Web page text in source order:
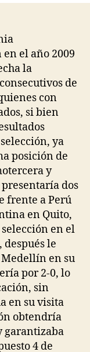
el año 2009
la
de
con
si bien
ya
posición de
y
dos
frente a Perú
en Quito,
en el
le
en su
por 2-0, lo
sin
en su visita
obtendría
garantizaba
4 de